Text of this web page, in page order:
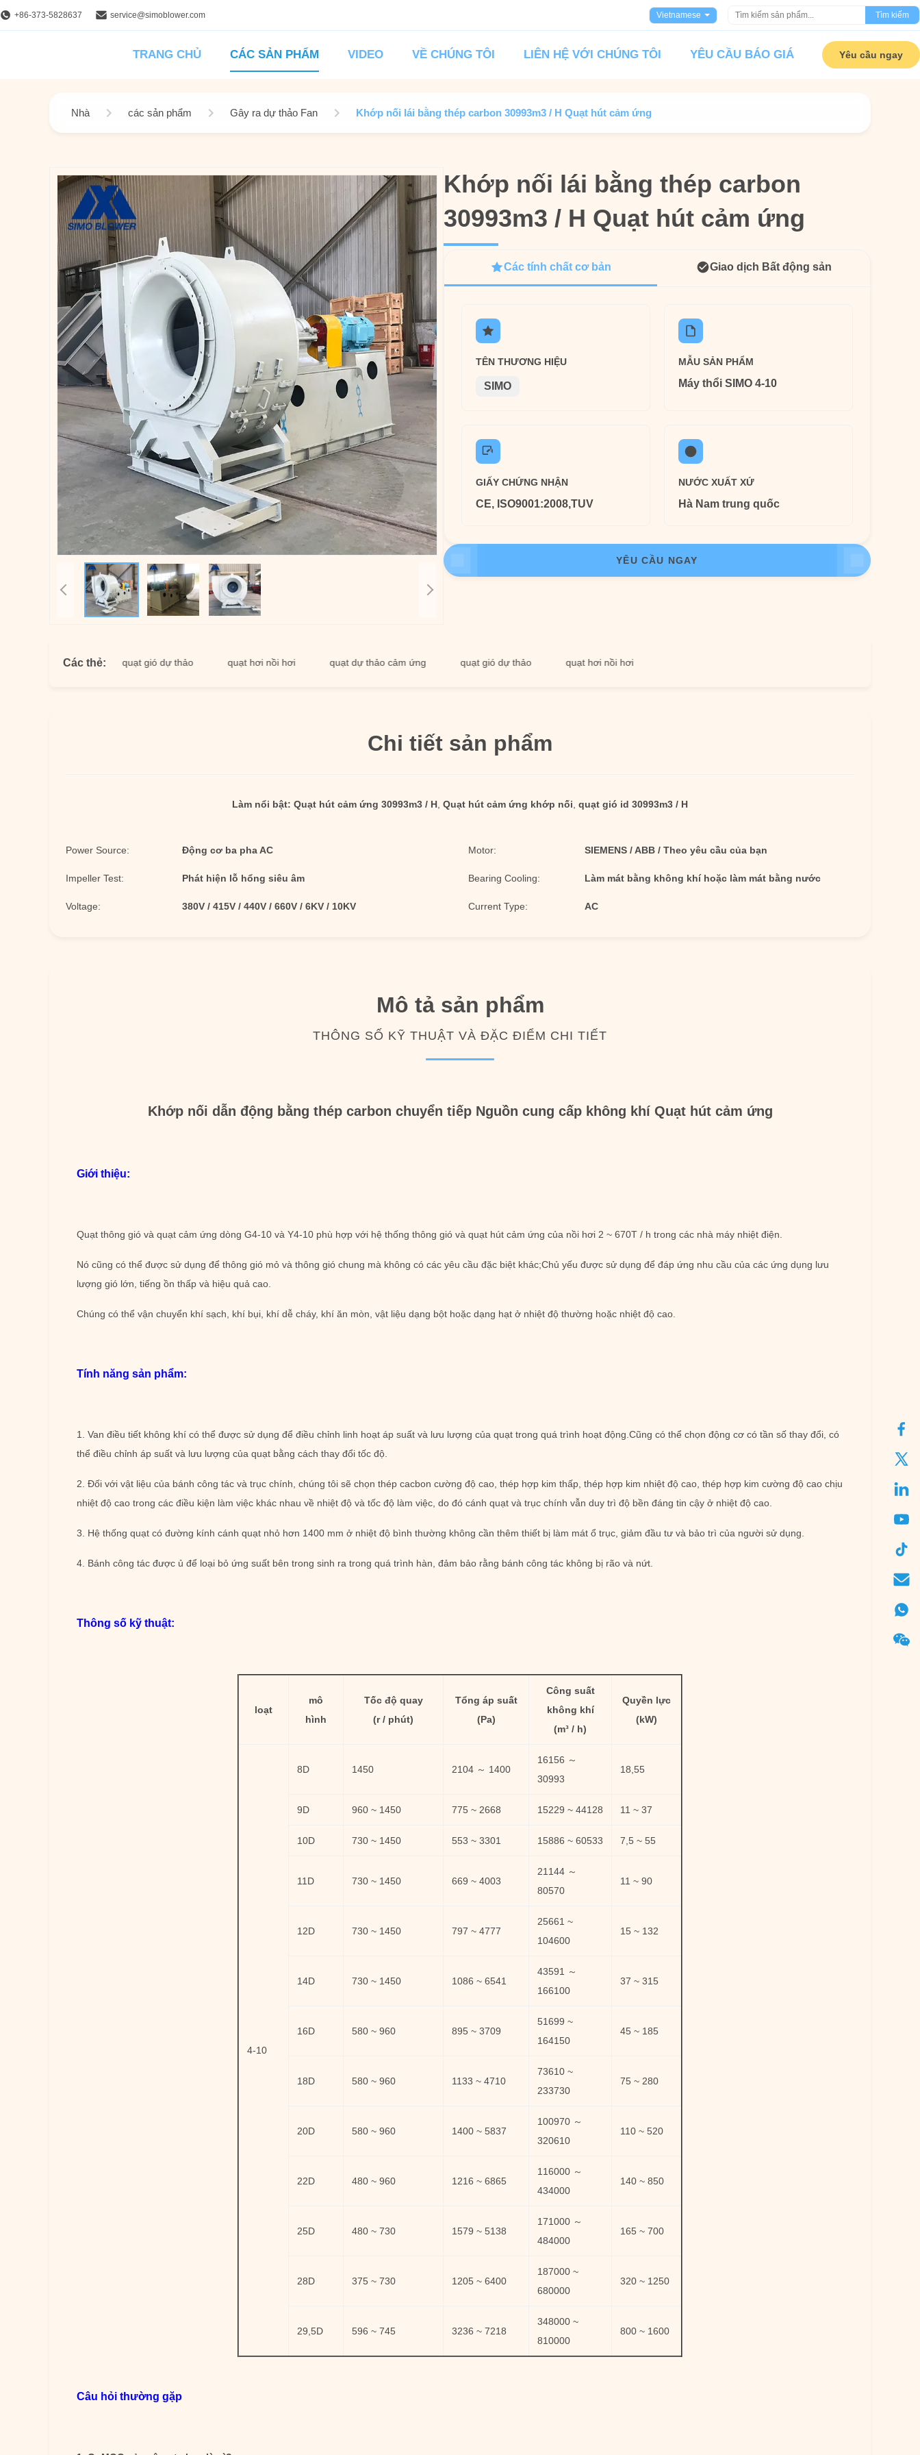
+86-373-5828637 service@simoblower.com Vietnamese Tìm kiếm
TRANG CHỦ CÁC SẢN PHẨM VIDEO VỀ CHÚNG TÔI LIÊN HỆ VỚI CHÚNG TÔI YÊU CẦU BÁO GIÁ Yêu cầu ngay
Nhà các sản phẩm Gây ra dự thảo Fan Khớp nối lái bằng thép carbon 30993m3 / H Quạt hút cảm ứng
Khớp nối lái bằng thép carbon
30993m3 / H Quạt hút cảm ứng
Khớp nối lái bằng thép carbon
30993m3 / H Quạt hút cảm ứng
Các tính chất cơ bản Giao dịch Bất động sản
TÊN THƯƠNG HIỆU
SIMO
MẪU SẢN PHẨM
Máy thổi SIMO 4-10
GIẤY CHỨNG NHẬN
CE, ISO9001:2008,TUV
NƯỚC XUẤT XỨ
Hà Nam trung quốc
YÊU CẦU NGAY
Các thẻ:quạt gió dự thảo quạt hơi nồi hơi quạt dự thảo cảm ứng quạt gió dự thảo quạt hơi nồi hơi
Chi tiết sản phẩm
Làm nổi bật: Quạt hút cảm ứng 30993m3 / H Quạt hút cảm ứng khớp nối quạt gió id 30993m3 / H
Power Source: Động cơ ba pha AC Motor: SIEMENS / ABB / Theo yêu cầu của bạn
Impeller Test: Phát hiện lỗ hổng siêu âm Bearing Cooling: Làm mát bằng không khí hoặc làm mát bằng nước
Voltage: 380V / 415V / 440V / 660V / 6KV / 10KV Current Type: AC
Mô tả sản phẩm
THÔNG SỐ KỸ THUẬT VÀ ĐẶC ĐIỂM CHI TIẾT
Khớp nối dẫn động bằng thép carbon chuyển tiếp Nguồn cung cấp không khí Quạt hút cảm ứng
Giới thiệu:
Quạt thông gió và quạt cảm ứng dòng G4-10 và Y4-10 phù hợp với hệ thống thông gió và quạt hút cảm ứng của nồi hơi 2 ~ 670T / h trong các nhà máy nhiệt điện.
Nó cũng có thể được sử dụng để thông gió mỏ và thông gió chung mà không có các yêu cầu đặc biệt khác;Chủ yếu được sử dụng để đáp ứng nhu cầu của các ứng dụng lưu
lượng gió lớn, tiếng ồn thấp và hiệu quả cao.
Chúng có thể vận chuyển khí sạch, khí bụi, khí dễ cháy, khí ăn mòn, vật liệu dạng bột hoặc dạng hạt ở nhiệt độ thường hoặc nhiệt độ cao.
Tính năng sản phẩm:
1. Van điều tiết không khí có thể được sử dụng để điều chỉnh linh hoạt áp suất và lưu lượng của quạt trong quá trình hoạt động.Cũng có thể chọn động cơ có tần số thay đổi, có
thể điều chỉnh áp suất và lưu lượng của quạt bằng cách thay đổi tốc độ.
2. Đối với vật liệu của bánh công tác và trục chính, chúng tôi sẽ chọn thép cacbon cường độ cao, thép hợp kim thấp, thép hợp kim nhiệt độ cao, thép hợp kim cường độ cao chịu
nhiệt độ cao trong các điều kiện làm việc khác nhau về nhiệt độ và tốc độ làm việc, do đó cánh quạt và trục chính vẫn duy trì độ bền đáng tin cậy ở nhiệt độ cao.
3. Hệ thống quạt có đường kính cánh quạt nhỏ hơn 1400 mm ở nhiệt độ bình thường không cần thêm thiết bị làm mát ổ trục, giảm đầu tư và bảo trì của người sử dụng.
4. Bánh công tác được ủ để loại bỏ ứng suất bên trong sinh ra trong quá trình hàn, đảm bảo rằng bánh công tác không bị rão và nứt.
Thông số kỹ thuật:
loạt
mô
hình
Tốc độ quay
(r / phút)
Tổng áp suất
(Pa)
Công suất
không khí
(m³ / h)
Quyền lực
(kW)
4-10
8D 1450 2104 ～ 1400
16156 ～
30993
18,55
9D 960 ~ 1450 775 ~ 2668 15229 ~ 44128 11 ~ 37
10D 730 ~ 1450 553 ~ 3301 15886 ~ 60533 7,5 ~ 55
11D 730 ~ 1450 669 ~ 4003
21144 ～
80570
11 ~ 90
12D 730 ~ 1450 797 ~ 4777
25661 ~
104600
15 ~ 132
14D 730 ~ 1450 1086 ~ 6541
43591 ～
166100
37 ~ 315
16D 580 ~ 960 895 ~ 3709
51699 ~
164150
45 ~ 185
18D 580 ~ 960 1133 ~ 4710
73610 ~
233730
75 ~ 280
20D 580 ~ 960 1400 ~ 5837
100970 ～
320610
110 ~ 520
22D 480 ~ 960 1216 ~ 6865
116000 ～
434000
140 ~ 850
25D 480 ~ 730 1579 ~ 5138
171000 ～
484000
165 ~ 700
28D 375 ~ 730 1205 ~ 6400
187000 ~
680000
320 ~ 1250
29,5D 596 ~ 745 3236 ~ 7218
348000 ~
810000
800 ~ 1600
Câu hỏi thường gặp